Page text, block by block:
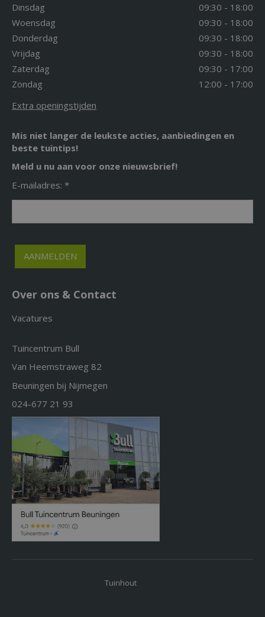
Dinsdag
09:30 - 18:00
Woensdag
09:30 - 18:00
Donderdag
09:30 - 18:00
Vrijdag
09:30 - 18:00
Zaterdag
09:30 - 17:00
Zondag
12:00 - 17:00
Extra openingstijden
Mis niet langer de leukste acties, aanbiedingen en
beste tuintips!
Meld u nu aan voor onze nieuwsbrief!
E-mailadres: *
Over ons & Contact
Vacatures
Tuincentrum Bull
Van Heemstraweg 82
Beuningen bij Nijmegen
024-677 21 93
Tuinhout